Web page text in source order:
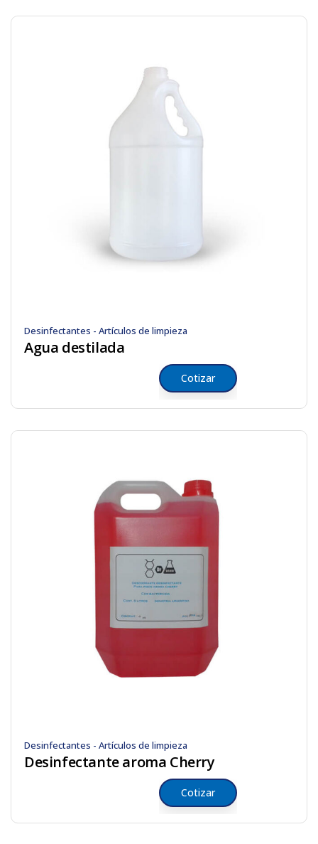
Desinfectantes - Artículos de limpieza
Agua destilada
Cotizar
Desinfectantes - Artículos de limpieza
Desinfectante aroma Cherry
Cotizar